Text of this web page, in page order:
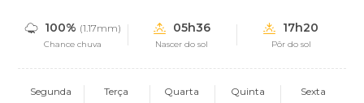
100% (1.17mm)
Chance chuva
05h36
Nascer do sol
17h20
Pôr do sol
Segunda Terça Quarta Quinta Sexta